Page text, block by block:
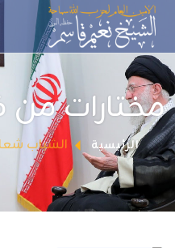
مختارات من
الرئيسية الشباب